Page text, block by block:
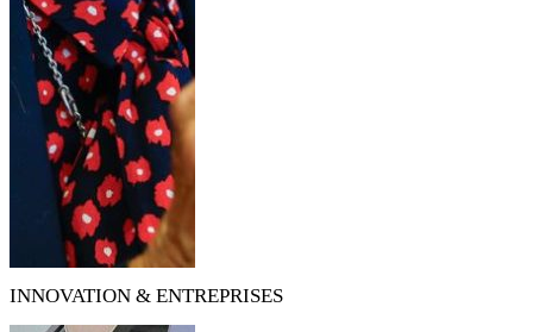
INNOVATION & ENTREPRISES